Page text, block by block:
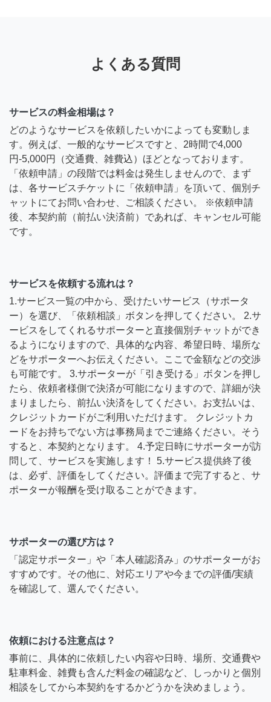
よくある質問
サービスの料金相場は？
どのようなサービスを依頼したいかによっても変動しま
す。例えば、一般的なサービスですと、2時間で4,000
円-5,000円（交通費、雑費込）ほどとなっております。
「依頼申請」の段階では料金は発生しませんので、まず
は、各サービスチケットに「依頼申請」を頂いて、個別チ
ャットにてお問い合わせ、ご相談ください。 ※依頼申請
後、本契約前（前払い決済前）であれば、キャンセル可能
です。
サービスを依頼する流れは？
1.サービス一覧の中から、受けたいサービス（サポータ
ー）を選び、「依頼相談」ボタンを押してください。 2.サ
ービスをしてくれるサポーターと直接個別チャットができ
るようになりますので、具体的な内容、希望日時、場所な
どをサポーターへお伝えください。ここで金額などの交渉
も可能です。 3.サポーターが「引き受ける」ボタンを押し
たら、依頼者様側で決済が可能になりますので、詳細が決
まりましたら、前払い決済をしてください。お支払いは、
クレジットカードがご利用いただけます。 クレジットカ
ードをお持ちでない方は事務局までご連絡ください。そう
すると、本契約となります。 4.予定日時にサポーターが訪
問して、サービスを実施します！ 5.サービス提供終了後
は、必ず、評価をしてください。評価まで完了すると、サ
ポーターが報酬を受け取ることができます。
サポーターの選び方は？
「認定サポーター」や「本人確認済み」のサポーターがお
すすめです。その他に、対応エリアや今までの評価/実績
を確認して、選んでください。
依頼における注意点は？
事前に、具体的に依頼したい内容や日時、場所、交通費や
駐車料金、雑費も含んだ料金の確認など、しっかりと個別
相談をしてから本契約をするかどうかを決めましょう。